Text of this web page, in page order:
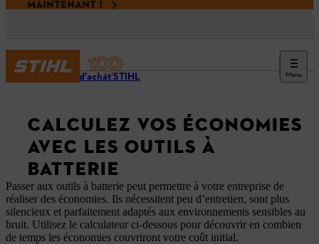
MAINTENANT !
Menu
Guides d'achat STIHL
CALCULEZ VOS ÉCONOMIES
AVEC LES OUTILS À
BATTERIE
Passer aux outils à batterie peut permettre à votre entreprise de
réaliser des économies. Ils nécessitent peu d’entretien, sont plus
silencieux et parfaitement adaptés aux environnements sensibles au
bruit. Utilisez le calculateur ci-dessous pour découvrir en combien
de temps les économies couvriront votre coût initial.